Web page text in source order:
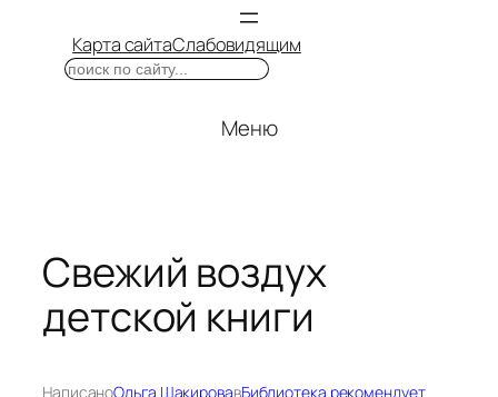
Карта сайтаСлабовидящим
Поиск
Меню
Свежий воздух
детской книги
НаписаноОльга ШакировавБиблиотека рекомендует